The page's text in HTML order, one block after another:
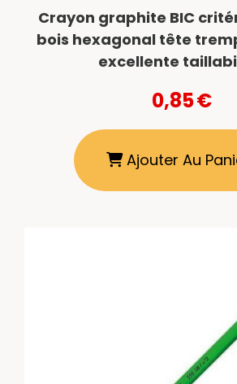
Crayon graphite BIC
bois hexagonal tête
excellente
0,85€
Ajouter Au